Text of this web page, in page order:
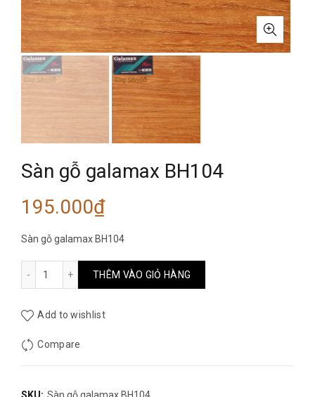
Sàn gỗ galamax BH104
195.000₫
Sàn gỗ galamax BH104
Sàn gỗ galamax BH104 số lượng
THÊM VÀO GIỎ HÀNG
Add to wishlist
Compare